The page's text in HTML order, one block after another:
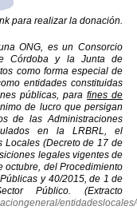
para realizar la donación.
ONG, es un Consorcio
Córdoba y la Junta de
como forma especial de
entidades constituidas
públicas, parafines de
de lucro que persigan
de las Administraciones
en la LRBRL, el
Locales (Decreto de 17 de
legales vigentes de
octubre, del Procedimiento
y 40/2015, de 1 de
Público. (Extracto